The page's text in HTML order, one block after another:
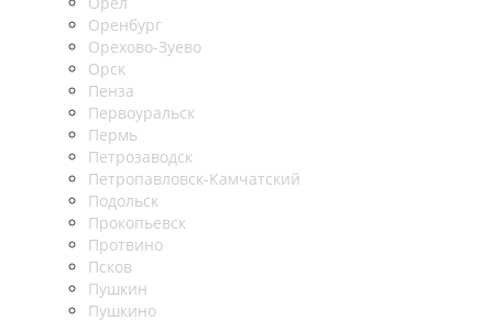
Оренбург
Орехово-Зуево
Орск
Пенза
Первоуральск
Пермь
Петрозаводск
Петропавловск-Камчатский
Подольск
Прокопьевск
Протвино
Псков
Пушкин
Пушкино